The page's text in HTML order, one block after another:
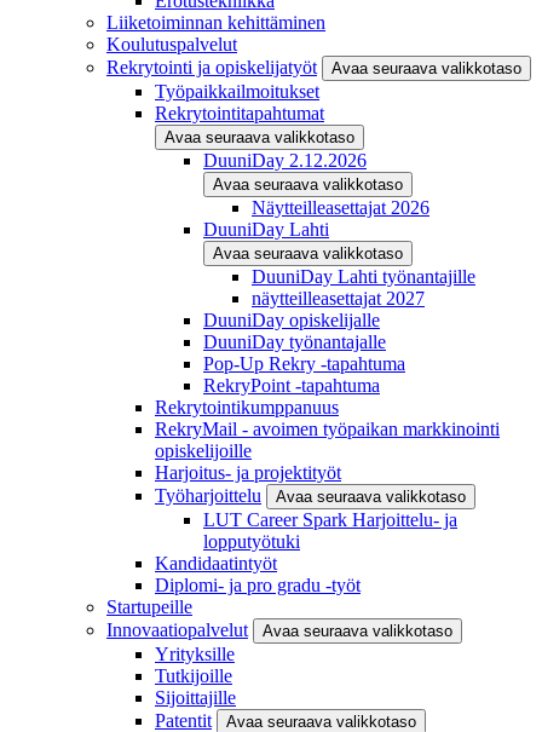
Liiketoiminnan kehittäminen
Koulutuspalvelut
Rekrytointi ja opiskelijatyöt
Avaa seuraava valikkotaso
Työpaikkailmoitukset
Rekrytointitapahtumat
Avaa seuraava valikkotaso
DuuniDay 2.12.2026
Avaa seuraava valikkotaso
Näytteilleasettajat 2026
DuuniDay Lahti
Avaa seuraava valikkotaso
DuuniDay Lahti työnantajille
näytteilleasettajat 2027
DuuniDay opiskelijalle
DuuniDay työnantajalle
Pop-Up Rekry -tapahtuma
RekryPoint -tapahtuma
Rekrytointikumppanuus
RekryMail - avoimen työpaikan markkinointi
opiskelijoille
Harjoitus- ja projektityöt
Työharjoittelu
Avaa seuraava valikkotaso
LUT Career Spark Harjoittelu- ja
lopputyötuki
Kandidaatintyöt
Diplomi- ja pro gradu -työt
Startupeille
Innovaatiopalvelut
Avaa seuraava valikkotaso
Yrityksille
Tutkijoille
Sijoittajille
Patentit
Avaa seuraava valikkotaso